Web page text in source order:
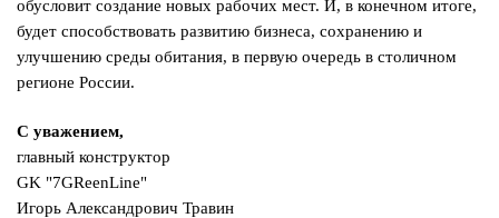
обусловит создание новых рабочих мест. И, в конечном итоге,
будет способствовать развитию бизнеса, сохранению и
улучшению среды обитания, в первую очередь в столичном
регионе России.
С уважением,
главный конструктор
GK "7GReenLine"
Игорь Александрович Травин